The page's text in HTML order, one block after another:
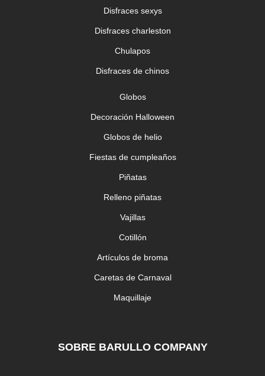
Disfraces sexys
Disfraces charleston
Chulapos
Disfraces de chinos
Globos
Decoración Halloween
Globos de helio
Fiestas de cumpleaños
Piñatas
Relleno piñatas
Vajillas
Cotillón
Artículos de broma
Caretas de Carnaval
Maquillaje
SOBRE BARULLO COMPANY